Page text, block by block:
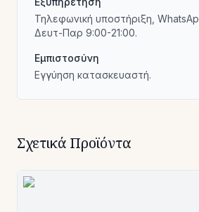
Τηλεφωνική υποστήριξη,
Δευτ-Παρ 9:00-21:00.
Εμπιστοσύνη
Εγγύηση κατασκευαστή.
Σχετικά Προϊόντα